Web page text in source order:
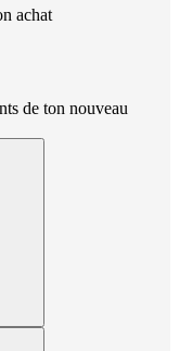
achat
de ton nouveau